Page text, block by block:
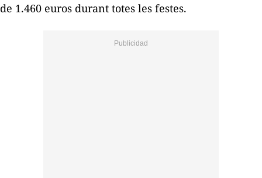
de 1.460 euros durant totes les festes.